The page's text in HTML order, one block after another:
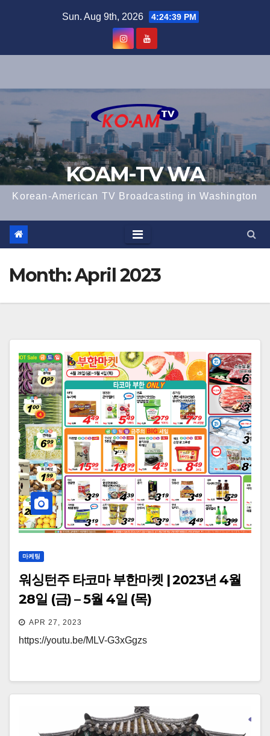
Sun. Aug 9th, 2026 4:24:40 PM
KOAM-TV WA
Korean-American TV Broadcasting in Washington
Month:April 2023
마케팅
워싱턴주 타코마 부한마켓 | 2023년 4월
28일 (금) – 5월 4일 (목)
APR 27, 2023
https://youtu.be/MLV-G3xGgzs